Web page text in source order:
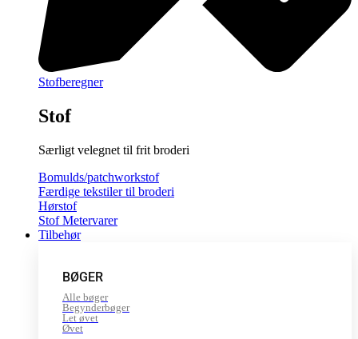
Stofberegner
Stof
Særligt velegnet til frit broderi
Bomulds/patchworkstof
Færdige tekstiler til broderi
Hørstof
Stof Metervarer
Tilbehør
BØGER
Alle bøger
Begynderbøger
Let øvet
Øvet